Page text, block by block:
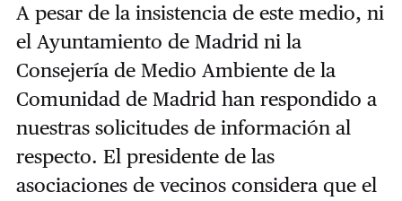
A pesar de la insistencia de este medio, ni
el Ayuntamiento de Madrid ni la
Consejería de Medio Ambiente de la
Comunidad de Madrid han respondido a
nuestras solicitudes de información al
respecto. El presidente de las
asociaciones de vecinos considera que el